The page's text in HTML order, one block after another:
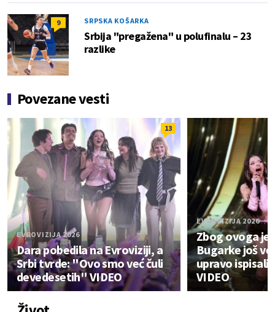
9 SRPSKA KOŠARKA
Srbija "pregažena" u polufinalu – 23
razlike
Povezane vesti
13
EVROVIZIJA 2026
Dara pobedila na Evroviziji, a
Srbi tvrde: "Ovo smo već čuli
devedesetih" VIDEO
EVROVIZIJA 2026
Zbog ovoga je
Bugarke još
upravo
VIDEO